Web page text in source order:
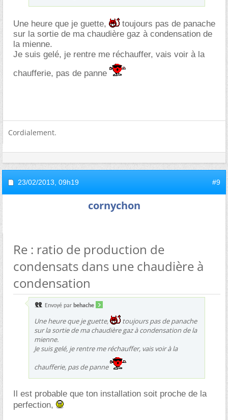
Une heure que je guette,
toujours pas de panache
sur la sortie de ma chaudière gaz à condensation de
la mienne.
Je suis gelé, je rentre me réchauffer, vais voir à la
chaufferie, pas de panne
Cordialement.
23/02/2013, 09h19 #9
cornychon
Re : ratio de production de
condensats dans une chaudière à
condensation
Envoyé par behache
Une heure que je guette,
toujours pas de panache
sur la sortie de ma chaudière gaz à condensation de la
mienne.
Je suis gelé, je rentre me réchauffer, vais voir à la
chaufferie, pas de panne
Il est probable que ton installation soit proche de la
perfection,